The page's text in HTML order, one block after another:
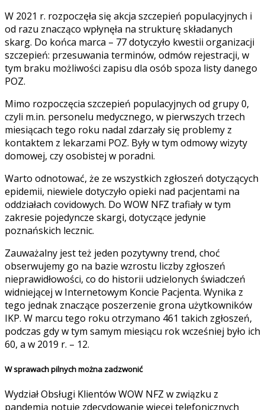
W 2021 r. rozpoczęła się akcja szczepień populacyjnych i
od razu znacząco wpłynęła na strukturę składanych
skarg. Do końca marca – 77 dotyczyło kwestii organizacji
szczepień: przesuwania terminów, odmów rejestracji, w
tym braku możliwości zapisu dla osób spoza listy danego
POZ.
Mimo rozpoczęcia szczepień populacyjnych od grupy 0,
czyli m.in. personelu medycznego, w pierwszych trzech
miesiącach tego roku nadal zdarzały się problemy z
kontaktem z lekarzami POZ. Były w tym odmowy wizyty
domowej, czy osobistej w poradni.
Warto odnotować, że ze wszystkich zgłoszeń dotyczących
epidemii, niewiele dotyczyło opieki nad pacjentami na
oddziałach covidowych. Do WOW NFZ trafiały w tym
zakresie pojedyncze skargi, dotyczące jedynie
poznańskich lecznic.
Zauważalny jest też jeden pozytywny trend, choć
obserwujemy go na bazie wzrostu liczby zgłoszeń
nieprawidłowości, co do historii udzielonych świadczeń
widniejącej w Internetowym Koncie Pacjenta. Wynika z
tego jednak znaczące poszerzenie grona użytkowników
IKP. W marcu tego roku otrzymano 461 takich zgłoszeń,
podczas gdy w tym samym miesiącu rok wcześniej było ich
60, a w 2019 r. – 12.
W sprawach pilnych można zadzwonić
Wydział Obsługi Klientów WOW NFZ w związku z
pandemią notuje zdecydowanie więcej telefonicznych